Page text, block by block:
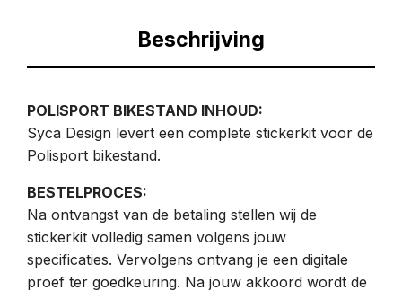
Beschrijving
POLISPORT BIKESTAND INHOUD:
Syca Design levert een complete stickerkit voor de
Polisport bikestand.
BESTELPROCES:
Na ontvangst van de betaling stellen wij de
stickerkit volledig samen volgens jouw
specificaties. Vervolgens ontvang je een digitale
proef ter goedkeuring. Na jouw akkoord wordt de